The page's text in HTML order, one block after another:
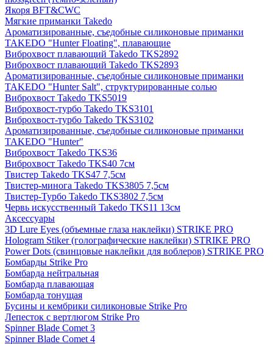
Якоря BFT&CWC
Мягкие приманки Takedo
Ароматизированные, съедобные силиконовые приманки
TAKEDO "Hunter Floating", плавающие
Виброхвост плавающий Takedo TKS2892
Виброхвост плавающий Takedo TKS2893
Ароматизированные, съедобные силиконовые приманки
TAKEDO "Hunter Salt", структурированные солью
Виброхвост Takedo TKS5019
Виброхвост-турбо Takedo TKS3101
Виброхвост-турбо Takedo TKS3102
Ароматизированные, съедобные силиконовые приманки
TAKEDO "Hunter"
Виброхвост Takedo TKS36
Виброхвост Takedo TKS40 7см
Твистер Takedo TKS47 7,5см
Твистер-минога Takedo TKS3805 7,5см
Твистер-Турбо Takedo TKS3802 7,5см
Червь искусственный Takedo TKS11 13см
Аксессуары
3D Lure Eyes (объемные глаза наклейки) STRIKE PRO
Hologram Stiker (голографические наклейки) STRIKE PRO
Power Dots (свинцовые наклейки для воблеров) STRIKE PRO
Бомбарды Strike Pro
Бомбарда нейтральная
Бомбарда плавающая
Бомбарда тонущая
Бусины и кембрики силиконовые Strike Pro
Лепесток с вертлюгом Strike Pro
Spinner Blade Comet 3
Spinner Blade Comet 4